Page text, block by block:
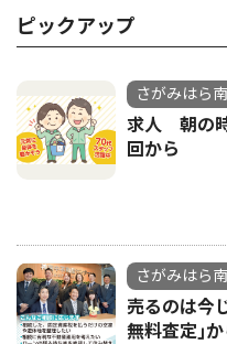
ピックアップ
さがみはら
求人 朝の
回から
さがみはら
売るのは今
無料査定｣